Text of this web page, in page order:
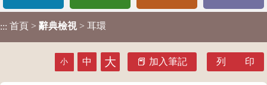
::: 首頁 > 辭典檢視 > 耳環
小 中 大 加入筆記 列 印